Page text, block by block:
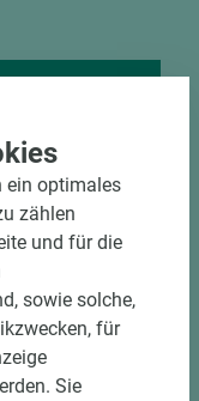
maßhaltig
möglich
ein optimales
zählen
und für die
sowie solche,
für
Sie